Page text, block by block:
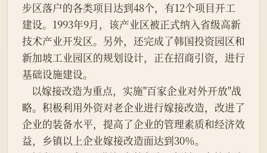
步区落户的各类项目达到48个，有12个项目开工
建设。1993年9月，该产业区被正式纳入省级高新
技术产业开发区。另外，还完成了韩国投资园区和
新加坡工业园区的规划设计，正在招商引资，进行
基础设施建设。
略。积极利用外资对老企业进行嫁接改造，改进了
企业的装备水平，提高了企业的管理素质和经济效
益，乡镇以上企业嫁接改造面达到30％。